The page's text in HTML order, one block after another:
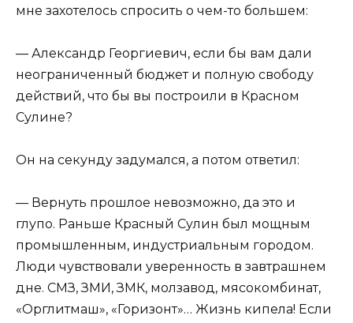
мне захотелось спросить о чем-то большем:
— Александр Георгиевич, если бы вам дали
неограниченный бюджет и полную свободу
действий, что бы вы построили в Красном
Сулине?
Он на секунду задумался, а потом ответил:
— Вернуть прошлое невозможно, да это и
глупо. Раньше Красный Сулин был мощным
промышленным, индустриальным городом.
Люди чувствовали уверенность в завтрашнем
дне. СМЗ, ЗМИ, ЗМК, молзавод, мясокомбинат,
«Орглитмаш», «Горизонт»… Жизнь кипела! Если